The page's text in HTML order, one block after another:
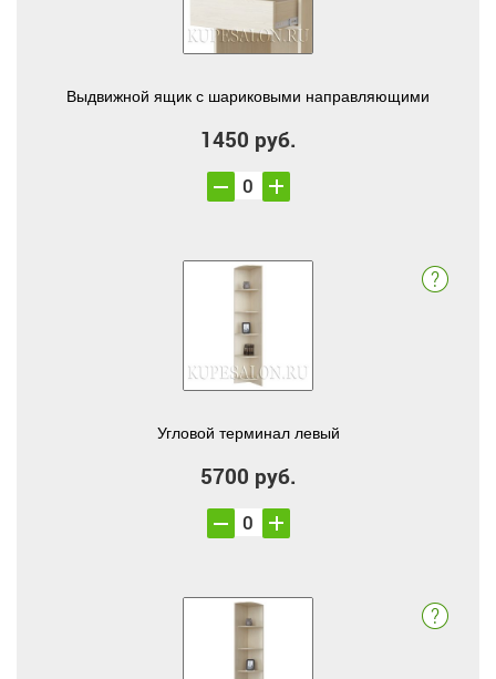
Выдвижной ящик с шариковыми направляющими
1450 руб.
Угловой терминал левый
5700 руб.